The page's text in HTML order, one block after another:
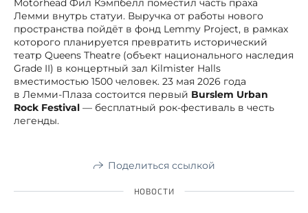
Motörhead Фил Кэмпбелл поместил часть праха
Лемми внутрь статуи. Выручка от работы нового
пространства пойдёт в фонд Lemmy Project, в рамках
которого планируется превратить исторический
театр Queens Theatre (объект национального наследия
Grade II) в концертный зал Kilmister Halls
вместимостью 1500 человек. 23 мая 2026 года
в Лемми-Плаза состоится первый Burslem Urban
Rock Festival — бесплатный рок-фестиваль в честь
легенды.
Поделиться ссылкой
НОВОСТИ